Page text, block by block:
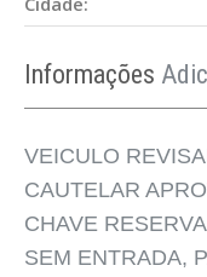
Informações
VEICULO
CAUTELAR
CHAVE
SEM ENTRADA,